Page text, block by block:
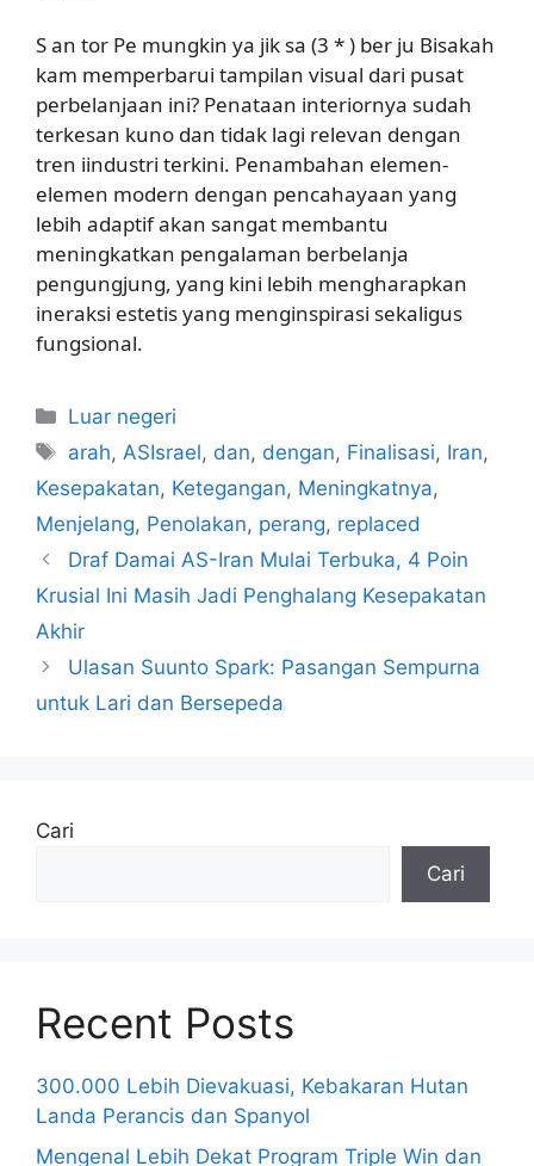
S an tor Pe mungkin ya jik sa (3 * ) ber ju Bisakah
kam memperbarui tampilan visual dari pusat
perbelanjaan ini? Penataan interiornya sudah
terkesan kuno dan tidak lagi relevan dengan
tren iindustri terkini. Penambahan elemen-
elemen modern dengan pencahayaan yang
lebih adaptif akan sangat membantu
meningkatkan pengalaman berbelanja
pengungjung, yang kini lebih mengharapkan
ineraksi estetis yang menginspirasi sekaligus
fungsional.
Kategori
Luar negeri
Tag
arah,ASIsrael, dan, dengan, Finalisasi, Iran,
Kesepakatan, Ketegangan, Meningkatnya,
Menjelang, Penolakan, perang, replaced
Draf Damai AS-Iran Mulai Terbuka, 4 Poin
Krusial Ini Masih Jadi Penghalang Kesepakatan
Akhir
Ulasan Suunto Spark: Pasangan Sempurna
untuk Lari dan Bersepeda
Cari
Cari
Recent Posts
300.000 Lebih Dievakuasi, Kebakaran Hutan
Landa Perancis dan Spanyol
Mengenal Lebih Dekat Program Triple Win dan